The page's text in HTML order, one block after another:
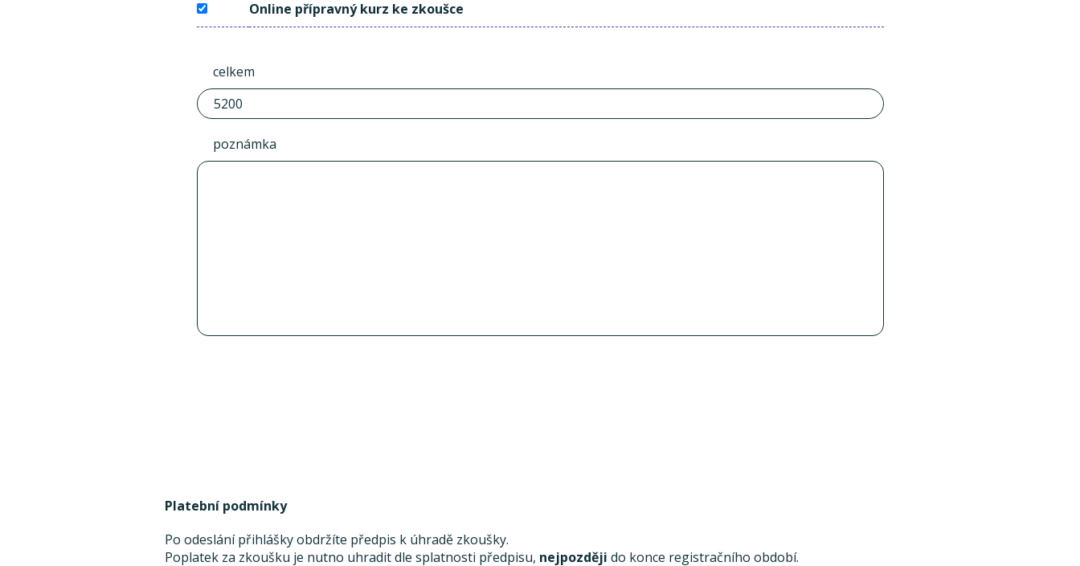
Online přípravný kurz ke zkoušce
celkem
poznámka
Platební podmínky
Po odeslání přihlášky obdržíte předpis k úhradě zkoušky.
Poplatek za zkoušku je nutno uhradit dle splatnosti předpisu, nejpozději do konce registračního období.